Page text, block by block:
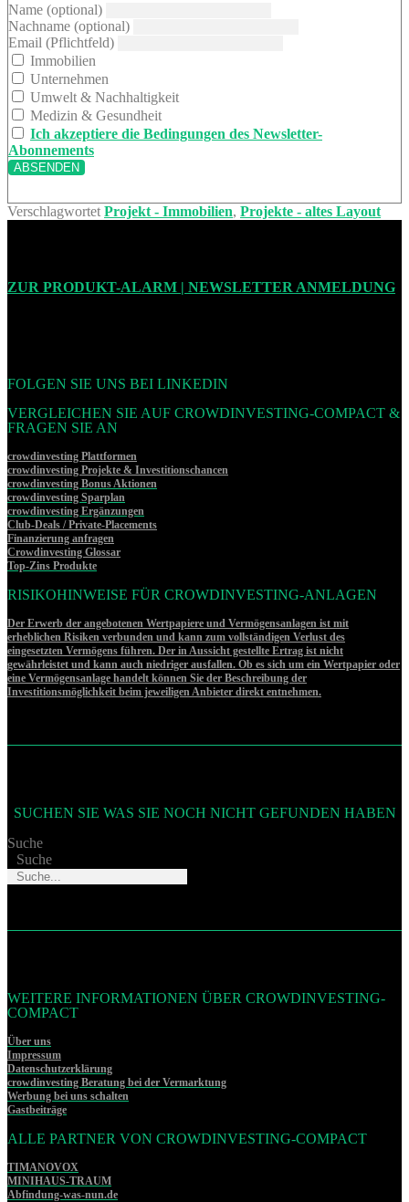
Name (optional)
Nachname (optional)
Email (Pflichtfeld)
Immobilien
Unternehmen
Umwelt & Nachhaltigkeit
Medizin & Gesundheit
Ich akzeptiere die Bedingungen des Newsletter-
Abonnements
Verschlagwortet Projekt - Immobilien, Projekte - altes Layout
ZUR PRODUKT-ALARM | NEWSLETTER ANMELDUNG
FOLGEN SIE UNS BEI LINKEDIN
VERGLEICHEN SIE AUF CROWDINVESTING-COMPACT &
FRAGEN SIE AN
crowdinvesting Plattformen
crowdinvesting Projekte & Investitionschancen
crowdinvesting Bonus Aktionen
crowdinvesting Sparplan
crowdinvesting Ergänzungen
Club-Deals / Private-Placements
Finanzierung anfragen
Crowdinvesting Glossar
Top-Zins Produkte
RISIKOHINWEISE FÜR CROWDINVESTING-ANLAGEN
Der Erwerb der angebotenen Wertpapiere und Vermögensanlagen ist mit
erheblichen Risiken verbunden und kann zum vollständigen Verlust des
eingesetzten Vermögens führen. Der in Aussicht gestellte Ertrag ist nicht
gewährleistet und kann auch niedriger ausfallen. Ob es sich um ein Wertpapier oder
eine Vermögensanlage handelt können Sie der Beschreibung der
Investitionsmöglichkeit beim jeweiligen Anbieter direkt entnehmen.
SUCHEN SIE WAS SIE NOCH NICHT GEFUNDEN HABEN
Suche
Suche
WEITERE INFORMATIONEN ÜBER CROWDINVESTING-
COMPACT
Über uns
Impressum
Datenschutzerklärung
crowdinvesting Beratung bei der Vermarktung
Werbung bei uns schalten
Gastbeiträge
ALLE PARTNER VON CROWDINVESTING-COMPACT
TIMANOVOX
MINIHAUS-TRAUM
Abfindung-was-nun.de